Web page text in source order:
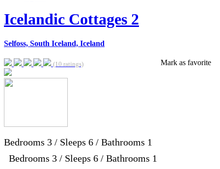
Icelandic Cottages 2
Selfoss, South Iceland, Iceland
(10 ratings) Mark as favorite
Bedrooms 3 / Sleeps 6 / Bathrooms 1
Bedrooms 3 / Sleeps 6 / Bathrooms 1